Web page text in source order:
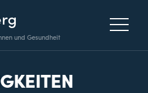
und Gesundheit